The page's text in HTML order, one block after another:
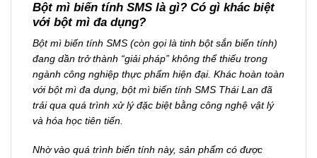
Bột mì biến tính SMS là gì? Có gì khác biệt
với bột mì đa dụng?
Bột mì biến tính SMS (còn gọi là tinh bột sắn biến tính)
đang dần trở thành “giải pháp” không thể thiếu trong
ngành công nghiệp thực phẩm hiện đại. Khác hoàn toàn
với bột mì đa dụng, bột mì biến tính SMS Thái Lan đã
trải qua quá trình xử lý đặc biệt bằng công nghệ vật lý
và hóa học tiên tiến.
Nhờ vào quá trình biến tính này, sản phẩm có được